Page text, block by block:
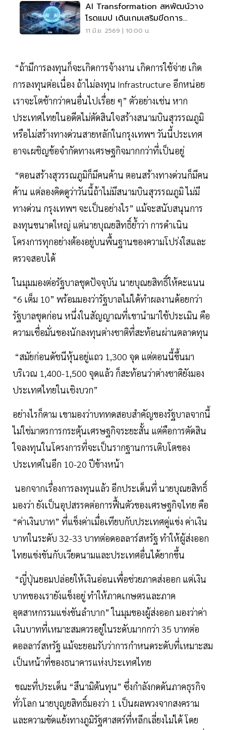
AI Transformation สหพัฒน์วาง
โรดแมป เดินเกมเสริมขีดการ
แข่งขัน
11 มิ.ย. 2569 | 10:00 น.
“ถ้ามีการลงทุนก็จะเกิดการจ้างงาน เกิดการใช้จ่าย เกิด
การลงทุนต่อเนื่อง ถ้าไม่ลงทุน Infrastructure อีกหน่อย
เราจะโตช้ากว่าคนอื่นไปเรื่อย ๆ” ตัวอย่างเช่น หาก
ประเทศไทยในอดีตไม่ตัดสินใจสร้างสนามบินสุวรรณภูมิ
หรือไม่สร้างทางด่วนสายหลักในกรุงเทพฯ วันนี้ประเทศ
อาจเผชิญข้อจำกัดทางเศรษฐกิจมากกว่าที่เป็นอยู่
“ตอนสร้างสุวรรณภูมิก็มีคนค้าน ตอนสร้างทางด่วนก็มีคน
ค้าน แต่ลองคิดดูว่าวันนี้ถ้าไม่มีสนามบินสุวรรณภูมิ ไม่มี
ทางด่วน กรุงเทพฯ จะเป็นอย่างไร” แม้จะสนับสนุนการ
ลงทุนขนาดใหญ่ แต่นายบุณยสิทธิ์ย้ำว่า การดำเนิน
โครงการทุกอย่างต้องอยู่บนพื้นฐานของความโปร่งใสและ
ตรวจสอบได้
ในมุมมองต่อรัฐบาลชุดปัจจุบัน นายบุณยสิทธิ์ให้คะแนน
“6 เต็ม 10” พร้อมมองว่ารัฐบาลไม่ได้ทำผลงานด้อยกว่า
รัฐบาลชุดก่อน หนึ่งในสัญญาณที่เขานำมาใช้ประเมิน คือ
ความเชื่อมั่นของนักลงทุนต่างชาติที่สะท้อนผ่านตลาดทุน
“สมัยก่อนดัชนีหุ้นอยู่แถว 1,300 จุด แต่ตอนนี้ขึ้นมา
บริเวณ 1,400-1,500 จุดแล้ว ก็สะท้อนว่าต่างชาติยังมอง
ประเทศไทยในเชิงบวก”
อย่างไรก็ตาม เขามองว่าบททดสอบสำคัญของรัฐบาลจากนี้
ไม่ใช่มาตรการกระตุ้นเศรษฐกิจระยะสั้น แต่คือการตัดสิน
ใจลงทุนในโครงการที่จะเป็นรากฐานการเติบโตของ
ประเทศในอีก 10-20 ปีข้างหน้า
นอกจากเรื่องการลงทุนแล้ว อีกประเด็นที่ นายบุณยสิทธิ์
มองว่า ยังเป็นอุปสรรคต่อการฟื้นตัวของเศรษฐกิจไทย คือ
“ค่าเงินบาท” ที่แข็งค่าเมื่อเทียบกับประเทศคู่แข่ง ค่าเงิน
บาทในระดับ 32-33 บาทต่อดอลลาร์สหรัฐ ทำให้ผู้ส่งออก
ไทยแข่งขันกับเวียดนามและประเทศอื่นได้ยากขึ้น
“ญี่ปุ่นยอมปล่อยให้เงินอ่อนเพื่อช่วยภาคส่งออก แต่เงิน
บาทของเรายังแข็งอยู่ ทำให้ภาคเกษตรและภาค
อุตสาหกรรมแข่งขันลำบาก” ในมุมของผู้ส่งออก มองว่าค่า
เงินบาทที่เหมาะสมควรอยู่ในระดับมากกว่า 35 บาทต่อ
ดอลลาร์สหรัฐ แม้จะยอมรับว่าการกำหนดระดับที่เหมาะสม
เป็นหน้าที่ของธนาคารแห่งประเทศไทย
ขณะที่ประเด็น “สึนามิต้นทุน” ซึ่งกำลังกดดันภาคธุรกิจ
ทั่วโลก นายบุญยสิทธิ์มองว่า 1 เป็นผลพวงจากสงคราม
และความขัดแย้งทางภูมิรัฐศาสตร์ที่หลีกเลี่ยงไม่ได้ โดย